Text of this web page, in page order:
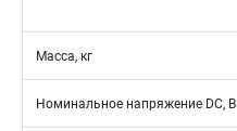
Масса, кг
Номинальное напряжение DC, В